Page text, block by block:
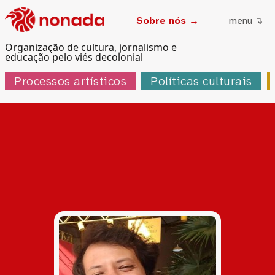
Organização de cultura, jornalismo e
educação pelo viés decolonial
Sobre nós → menu ↴
Processos artísticos Políticas culturais